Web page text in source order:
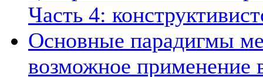
Часть 4:
Основные парадигмы
возможное применение